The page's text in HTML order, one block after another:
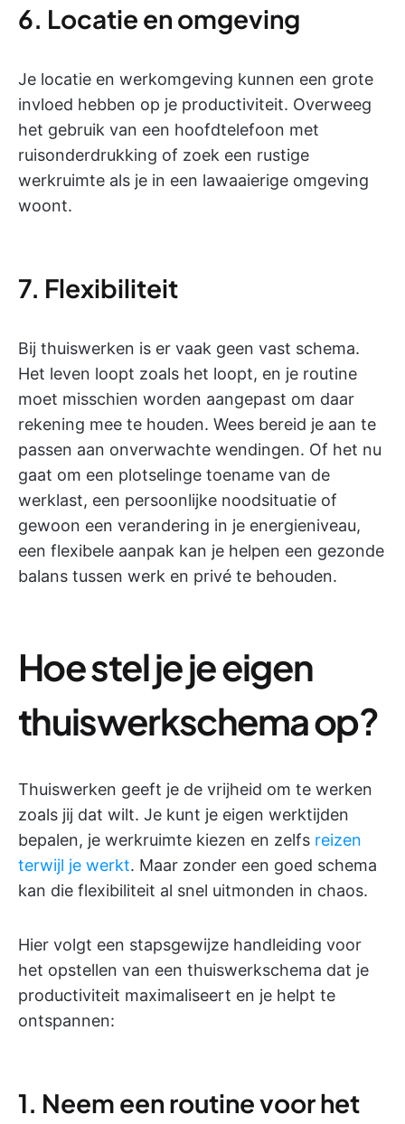
6. Locatie en omgeving
Je locatie en werkomgeving kunnen een grote
invloed hebben op je productiviteit. Overweeg
het gebruik van een hoofdtelefoon met
ruisonderdrukking of zoek een rustige
werkruimte als je in een lawaaierige omgeving
woont.
7. Flexibiliteit
Bij thuiswerken is er vaak geen vast schema.
Het leven loopt zoals het loopt, en je routine
moet misschien worden aangepast om daar
rekening mee te houden. Wees bereid je aan te
passen aan onverwachte wendingen. Of het nu
gaat om een plotselinge toename van de
werklast, een persoonlijke noodsituatie of
gewoon een verandering in je energieniveau,
een flexibele aanpak kan je helpen een gezonde
balans tussen werk en privé te behouden.
Hoe stel je je eigen
thuiswerkschema op?
Thuiswerken geeft je de vrijheid om te werken
zoals jij dat wilt. Je kunt je eigen werktijden
bepalen, je werkruimte kiezen en zelfs reizen
terwijl je werkt. Maar zonder een goed schema
kan die flexibiliteit al snel uitmonden in chaos.
Hier volgt een stapsgewijze handleiding voor
het opstellen van een thuiswerkschema dat je
productiviteit maximaliseert en je helpt te
ontspannen:
1. Neem een routine voor het